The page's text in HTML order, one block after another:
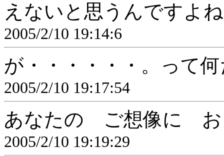
えないと思うんですよ
2005/2/10 19:14:6
が・・・・・・。って
2005/2/10 19:17:54
あなたの ご想像に お
2005/2/10 19:19:29